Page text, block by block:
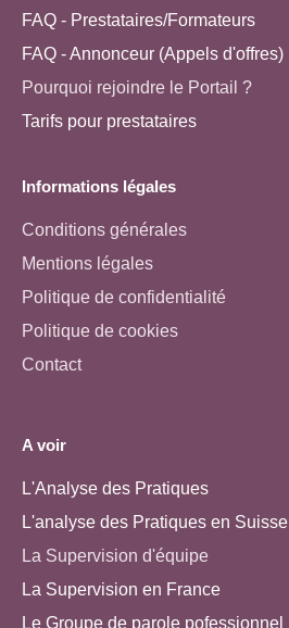
FAQ - Prestataires/Formateurs
FAQ - Annonceur (Appels d'offres)
Pourquoi rejoindre le Portail ?
Tarifs pour prestataires
Informations légales
Conditions générales
Mentions légales
Politique de confidentialité
Politique de cookies
Contact
A voir
L'Analyse des Pratiques
L'analyse des Pratiques en Suisse
La Supervision d'équipe
La Supervision en France
Le Groupe de parole pofessionnel